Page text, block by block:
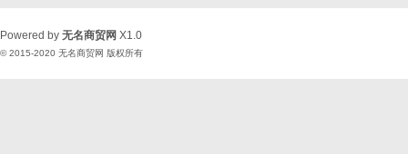
Powered by 无名商贸网 X1.0
© 2015-2020 无名商贸网 版权所有